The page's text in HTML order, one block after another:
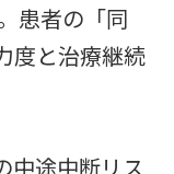
患者の「同
度と治療継続